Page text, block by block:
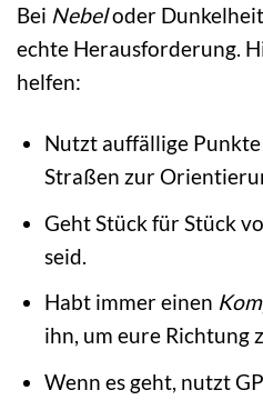
Bei Nebeloder
echte Herausforderung.
helfen:
Nutzt auffällige
Straßen zur
Geht Stück für Stück
seid.
Habt immer einen
ihn, um eure Richtung
Wenn es geht, nutzt